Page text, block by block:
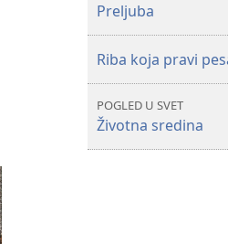
Preljuba
Riba koja pravi
POGLED U SVET
Životna sredina